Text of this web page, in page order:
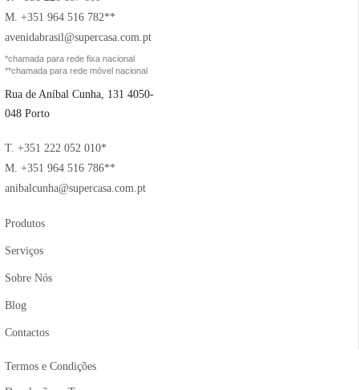
M. +351 964 516 782**
avenidabrasil@supercasa.com.pt
*chamada para rede fixa nacional
**chamada para rede móvel nacional
Rua de Aníbal Cunha, 131 4050-
048 Porto
T. +351 222 052 010*
M. +351 964 516 786**
anibalcunha@supercasa.com.pt
Produtos
Serviços
Sobre Nós
Blog
Contactos
Termos e Condições